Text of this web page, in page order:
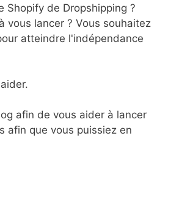
Shopify de Dropshipping ?
vous lancer ? Vous souhaitez
atteindre l'indépendance
afin de vous aider à lancer
afin que vous puissiez en